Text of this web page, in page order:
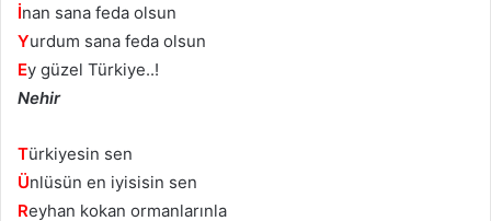
İnan sana feda olsun
Yurdum sana feda olsun
Ey güzel Türkiye..!
Nehir
Türkiyesin sen
Ünlüsün en iyisisin sen
Reyhan kokan ormanlarınla